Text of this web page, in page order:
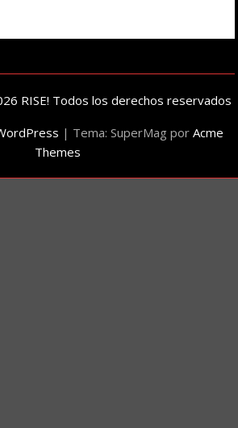
RISE! Todos los derechos reservados
| Tema: SuperMag por Acme
Themes